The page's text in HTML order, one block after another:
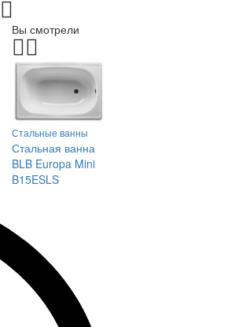
Вы смотрели
Стальные ванны
Стальная ванна
BLB Europa Mini
B15ESLS